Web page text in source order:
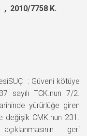
2010/7758 K.
: Güveni kötüye
sayılı TCK.nun 7/2.
yürürlüğe giren
değişik CMK.nun 231.
geri